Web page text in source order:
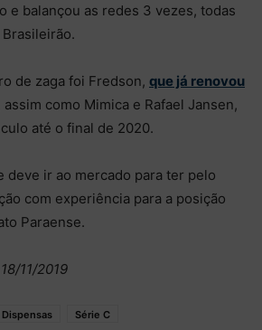
e balançou as redes 3 vezes, todas
de zaga foi Fredson, que já renovou
assim como Mimica e Rafael Jansen,
até o final de 2020.
deve ir ao mercado para ter pelo
com experiência para a posição
Paraense.
11/2019
Série C